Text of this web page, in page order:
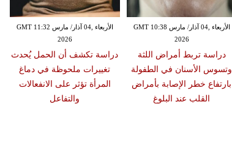
الأربعاء ,04 آذار/ مارس GMT 11:32
2026
دراسة تكشف أن الحمل يُحدث
تغييرات ملحوظة في دماغ
المرأة تؤثر على الانفعالات
والتفاعل
الأربعاء ,04 آذار/ مارس GMT 10:38
2026
دراسة تربط أمراض اللثة
وتسوس الأسنان في الطفولة
بارتفاع خطر الإصابة بأمراض
القلب عند البلوغ